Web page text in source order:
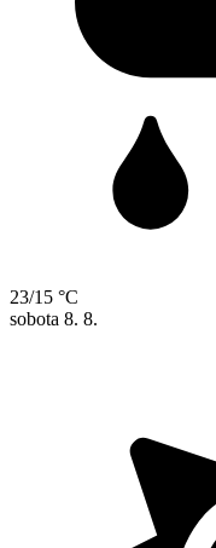
23/15 °C
sobota 8. 8.